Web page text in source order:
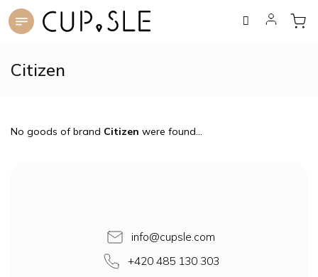
Skip
to
Citizen
No goods of brand Citizen were found...
info@cupsle.com
+420 485 130 303